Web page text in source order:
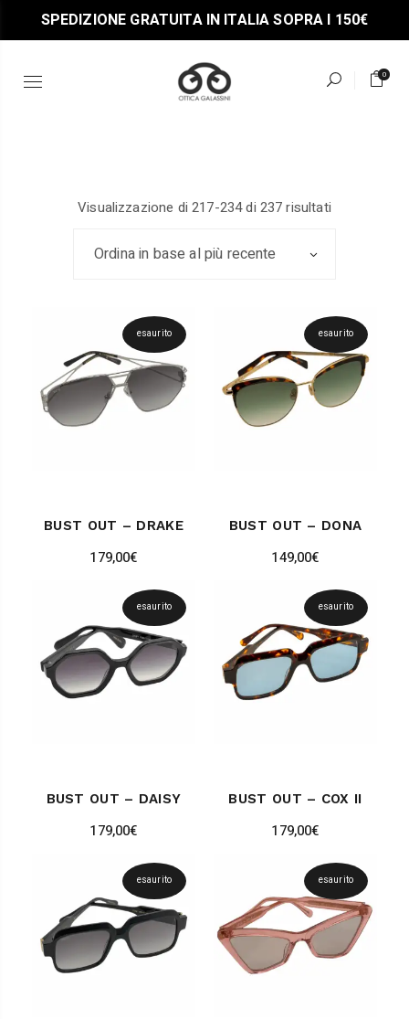
the
SPEDIZIONE GRATUITA IN ITALIA SOPRA I 150€
0
Visualizzazione di 217-234 di 237 risultatiOrdina
in
Ordina in base al più recente
esaurito
BUST OUT – DRAKE
179,00€
esaurito
BUST OUT – DONA
149,00€
esaurito
BUST OUT – DAISY
179,00€
esaurito
BUST OUT – COX II
179,00€
esaurito esaurito